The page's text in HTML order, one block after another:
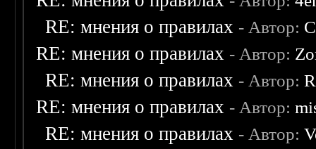
RE: мнения о правилах - Автор:
RE: мнения о правилах - Автор:
RE: мнения о правилах - Автор:
RE: мнения о правилах - Автор:
RE: мнения о правилах - Автор: